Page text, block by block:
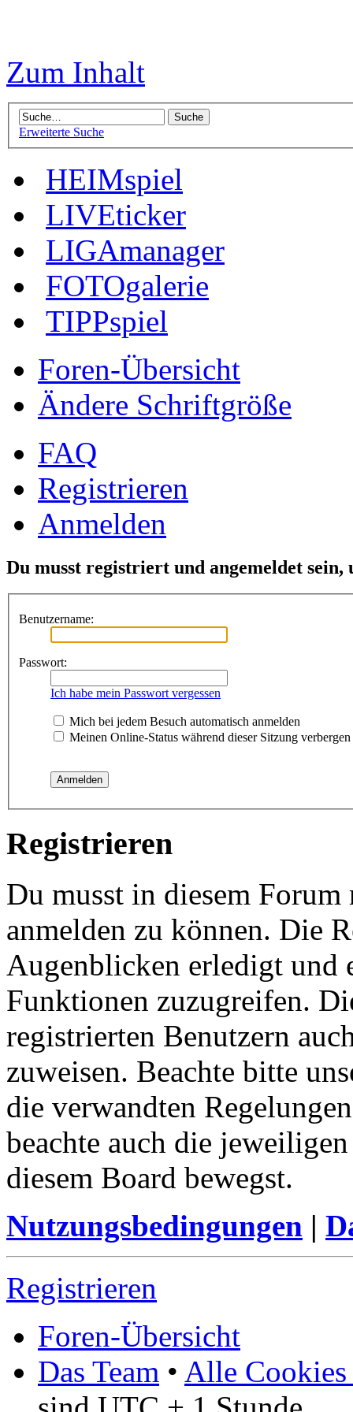
Zum Inhalt
Erweiterte Suche
HEIMspiel
LIVEticker
LIGAmanager
FOTOgalerie
TIPPspiel
Foren-Übersicht
Ändere Schriftgröße
FAQ
Registrieren
Anmelden
Du musst registriert und angemeldet
Benutzername:
Passwort:
Ich habe mein Passwort vergessen
Mich bei jedem Besuch automatisch anmelden
Meinen Online-Status während dieser Sitzung verbergen
Registrieren
Du musst in diesem
anmelden zu können. Die
Augenblicken erledigt und
Funktionen zuzugreifen.
registrierten Benutzern
zuweisen. Beachte bitte
die verwandten
beachte auch die
diesem Board bewegst.
Nutzungsbedingungen |
Registrieren
Foren-Übersicht
Das Team • Alle Cookies